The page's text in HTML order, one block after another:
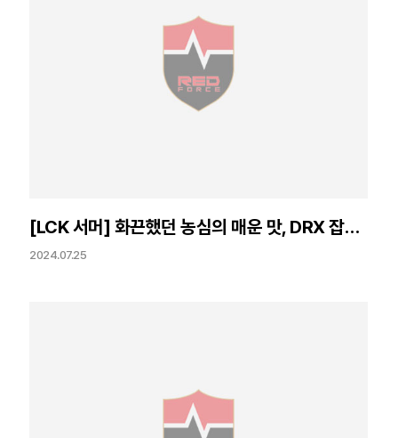
[LCK 서머] 화끈했던 농심의 매운 맛, DRX 잡고 3승
2024.07.25